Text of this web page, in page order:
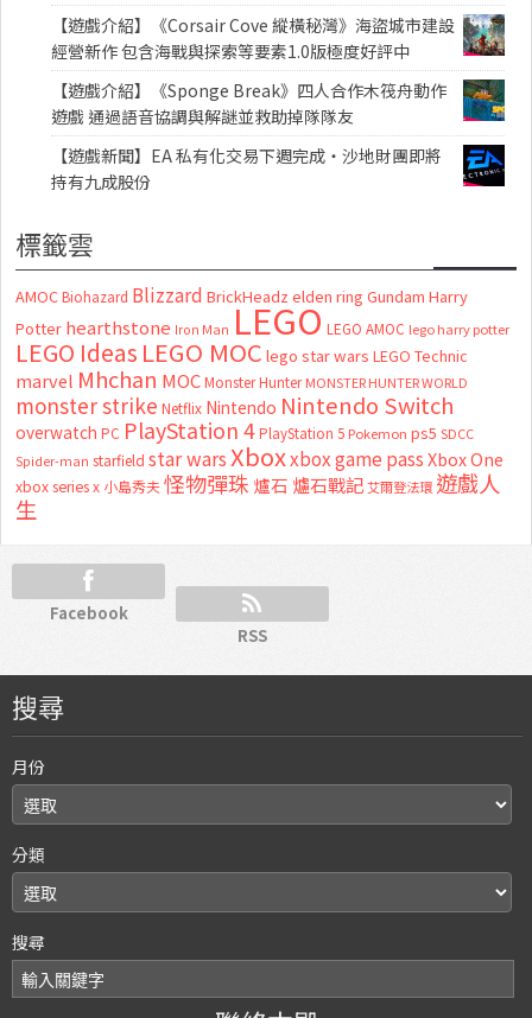
【遊戲介紹】《Corsair Cove 縱橫秘灣》海盜城市建設
經營新作 包含海戰與探索等要素1.0版極度好評中
【遊戲介紹】《Sponge Break》四人合作木筏舟動作
遊戲 通過語音協調與解謎並救助掉隊隊友
【遊戲新聞】EA 私有化交易下週完成・沙地財團即將
持有九成股份
標籤雲
AMOC Biohazard Blizzard BrickHeadz elden ring Gundam Harry
Potter hearthstone Iron Man LEGO LEGO AMOC lego harry potter
LEGO Ideas LEGO MOC lego star wars LEGO Technic
marvel Mhchan MOC Monster Hunter MONSTER HUNTER WORLD
monster strike Netflix Nintendo Nintendo Switch
overwatch PC PlayStation 4 PlayStation 5 Pokemon ps5 SDCC
Spider-man starfield star warsXboxxbox game passXbox One
xbox series x 小島秀夫怪物彈珠 爐石 爐石戰記艾爾登法環 遊戲人
生
Facebook
RSS
搜尋
月份
分類
搜尋